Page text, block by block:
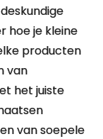
hoe je kleine
producten
van
het juiste
van soepele